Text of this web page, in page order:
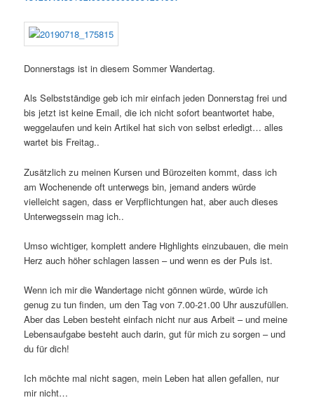
Donnerstags ist in diesem Sommer Wandertag.
Als Selbstständige geb ich mir einfach jeden Donnerstag frei und
bis jetzt ist keine Email, die ich nicht sofort beantwortet habe,
weggelaufen und kein Artikel hat sich von selbst erledigt… alles
wartet bis Freitag..
Zusätzlich zu meinen Kursen und Bürozeiten kommt, dass ich
am Wochenende oft unterwegs bin, jemand anders würde
vielleicht sagen, dass er Verpflichtungen hat, aber auch dieses
Unterwegssein mag ich..
Umso wichtiger, komplett andere Highlights einzubauen, die mein
Herz auch höher schlagen lassen – und wenn es der Puls ist.
Wenn ich mir die Wandertage nicht gönnen würde, würde ich
genug zu tun finden, um den Tag von 7.00-21.00 Uhr auszufüllen.
Aber das Leben besteht einfach nicht nur aus Arbeit – und meine
Lebensaufgabe besteht auch darin, gut für mich zu sorgen – und
du für dich!
Ich möchte mal nicht sagen, mein Leben hat allen gefallen, nur
mir nicht…